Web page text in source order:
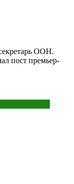
ООН.
пост премьер-